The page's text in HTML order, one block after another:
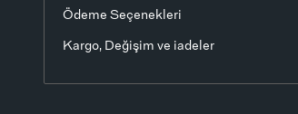
* Ürün fotoğrafları stüdyo ortamında
çekilmiştir. Işık ve ekran ayarlarından dolayı
Ödeme Seçenekleri
Kargo, Değişim ve iadeler